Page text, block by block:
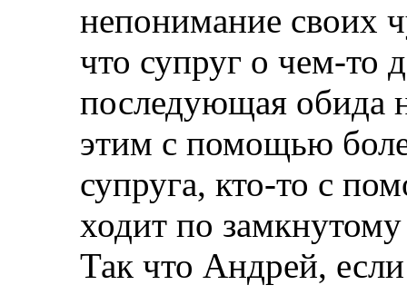
непонимание своих
что супруг о чем-то
последующая обида
этим с помощью
супруга, кто-то с
ходит по
Так что Андрей,